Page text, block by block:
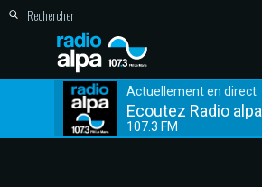
Actuellement en direct
Ecoutez Radio alpa
107.3 FM